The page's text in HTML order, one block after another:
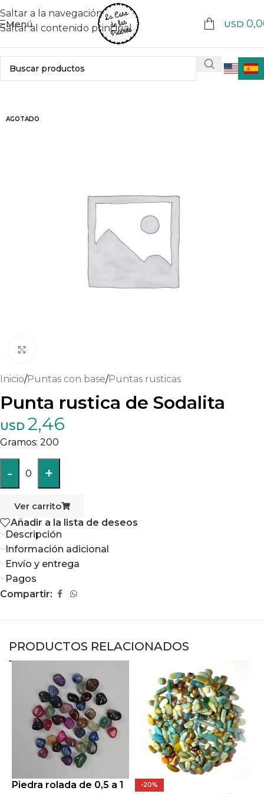
Saltar a la navegación
Saltar al contenido principal
Menú USD
AGOTADO
Inicio/Puntas con base/Puntas rusticas
Punta rustica de Sodalita
USD 2,46
200
- 0 +
Ver carrito
Añadir a la lista de deseos
Descripción
Información adicional
Envío y entrega
Pagos
Compartir:
PRODUCTOS RELACIONADOS
Piedra rolada de 0,5 a 1
-20%